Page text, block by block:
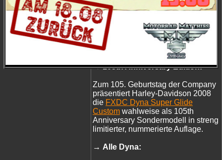
Mit Edelstahlgeflecht ummantelte
Bremsleitungen optimieren sowohl
den Druckpunkt der Bremsen als
auch das Erscheinungsbild aller
Dyna Modelle 2008.
→ 105th Anniversary Edition:
Zum 105. Geburtstag der Company
präsentiert Harley-Davidson 2008
die FXDC Dyna Super Glide
Custom wahlweise als 105th
Anniversary Sondermodell in streng
limitierter, nummerierte Auflage.
→ Alle Dyna: